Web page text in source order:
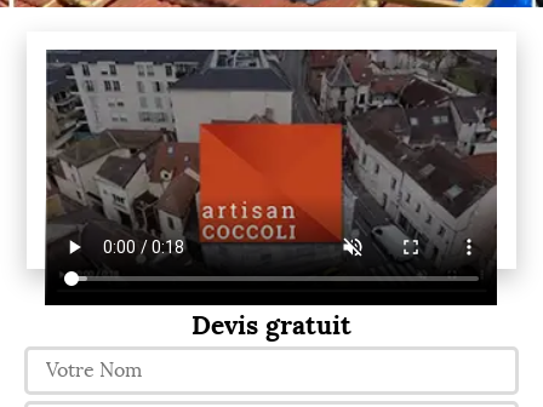
Devis gratuit